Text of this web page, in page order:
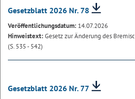
Gesetzblatt 2026 Nr. 78
Veröffentlichungsdatum: 14.07.2026
Hinweistext:Gesetz zur Änderung des
(S. 535 - 542)
Gesetzblatt 2026 Nr. 77